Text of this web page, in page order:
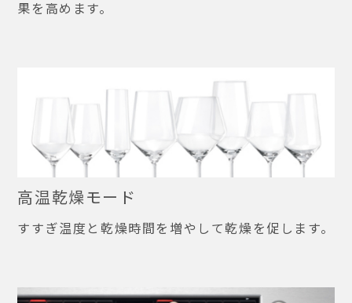
果を高めます。
高温乾燥モード
すすぎ温度と乾燥時間を増やして乾燥を促します。